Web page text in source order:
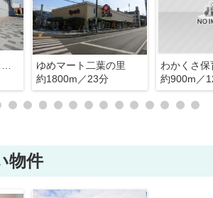
マックスバリュエクスプレス広島駅北口店
ゆめマート二葉の里
約1800m／23分
わかくさ保
約900m／
物件